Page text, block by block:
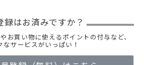
お買い物に使えるポイントの付与など、
なサービスがいっぱい！